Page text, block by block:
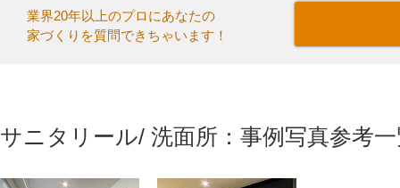
業界20年以上のプロにあなたの
家づくりを質問できちゃいます！
サニタリール/ 洗面所：事例写真参考